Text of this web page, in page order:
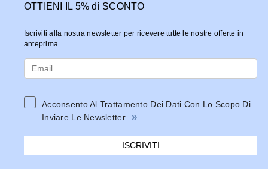
OTTIENI IL 5% di SCONTO
Iscriviti alla nostra newsletter per ricevere tutte le nostre offerte in
anteprima
Acconsento Al Trattamento Dei Dati Con Lo Scopo Di
Inviare Le Newsletter
»
ISCRIVITI